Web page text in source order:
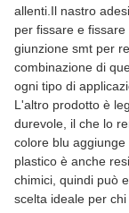
allenti.Il nastro
per fissare e
giunzione smt per
combinazione di
ogni tipo di
L'altro prodotto è
durevole, il che lo
colore blu
plastico è anche
chimici, quindi può
scelta ideale per